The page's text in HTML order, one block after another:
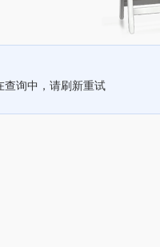
查询中，请刷新重试